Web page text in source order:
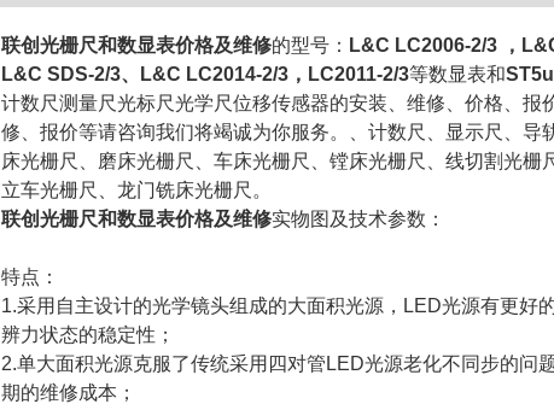
联创光栅尺和数显表价格及维修的型号： L&C LC2006-2/3 ，
L&C SDS-2/3、L&C LC2014-2/3，LC2011-2/3等数显表和
计数尺测量尺光标尺光学尺位移传感器的安装、维修、价格、报
修、报价等请咨询我们将竭诚为你服务。、计数尺、显示尺、导
床光栅尺、磨床光栅尺、车床光栅尺、镗床光栅尺、线切割光栅
立车光栅尺、龙门铣床光栅尺。
联创光栅尺和数显表价格及维修实物图及技术参数：
特点：
1.采用自主设计的光学镜头组成的大面积光源，LED光源有更好
辨力状态的稳定性；
2.单大面积光源克服了传统采用四对管LED光源老化不同步的问
期的维修成本；